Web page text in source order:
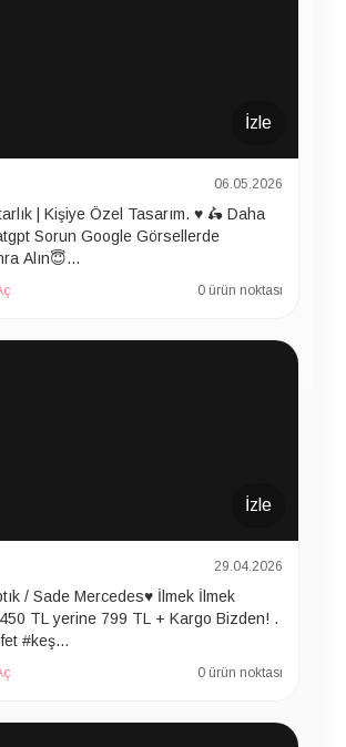
İzle
06.05.2026
| Kişiye Özel Tasarım. ♥️ 🛵 Daha
Sorun Google Görsellerde
Alın😇…
0 ürün noktası
İzle
29.04.2026
İlmek
TL yerine 799 TL + Kargo Bizden! .
#keş…
0 ürün noktası